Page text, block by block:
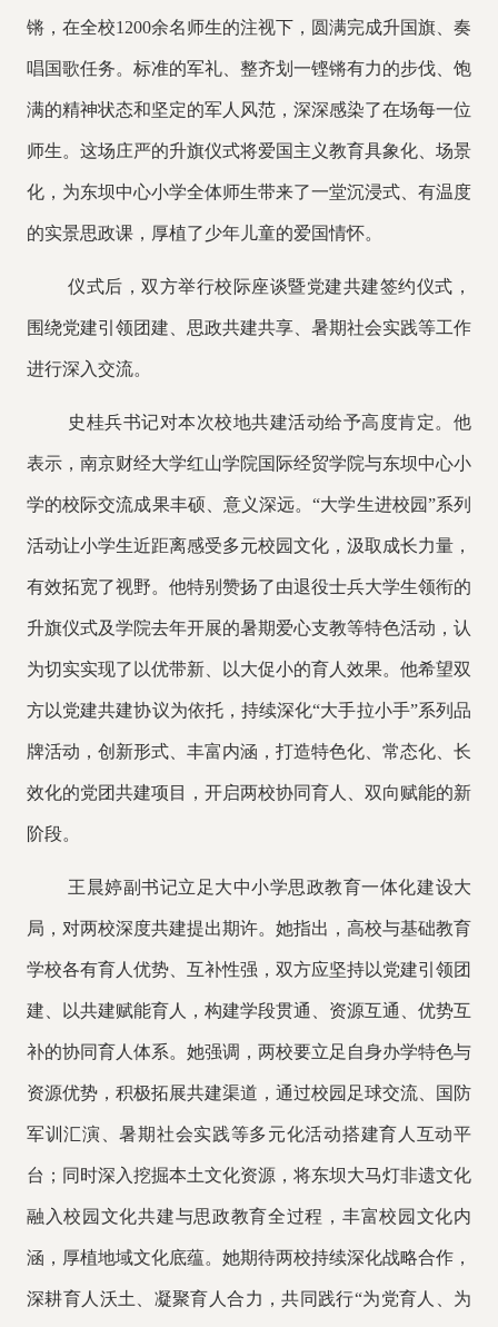
锵，在全校1200余名师生的注视下，圆满完成升国旗、奏
唱国歌任务。标准的军礼、 整齐划一铿锵有力的步伐、 饱
满的精神状态和坚定的军人风范，深深感染了在场每一位
师生。这场庄严的升旗仪式将爱国主义教育具象化、场景
化，为东坝中心小学全体师生带来了一堂沉浸式、有温度
的实景思政课，厚植了少年儿童的爱国情怀。
仪式后，双方举行校际座谈暨党建共建签约仪式，
围绕党建引领团建、思政共建共享、暑期社会实践等工作
进行深入交流。
史桂兵书记对本次校地共建活动给予高度肯定。他
表示， 南京财经大学红山学院国际经贸学院与东坝中心小
学的校际交流成果丰硕、意义深远。“大学生进校园”系列
活动让小学生近距离感受多元校园文化，汲取成长力量，
有效拓宽了视野。他特别赞扬了由退役士兵大学生领衔的
升旗仪式及学院去年开展的暑期爱心支教等特色活动，认
为切实实现了以优带新、以大促小的育人效果。他希望双
方以党建共建协议为依托，持续深化“大手拉小手”系列品
牌活动，创新形式、丰富内涵，打造特色化、常态化、长
效化的党团共建项目，开启两校协同育人、双向赋能的新
阶段。
王晨婷副书记立足大中小学思政教育一体化建设大
局，对两校深度共建提出期许。她指出，高校与基础教育
学校各有育人优势、互补性强，双方应坚持以党建引领团
建、以共建赋能育人，构建学段贯通、资源互通、优势互
补的协同育人体系。她强调，两校要立足自身办学特色与
资源优势，积极拓展共建渠道，通过校园足球交流、国防
军训汇演、暑期社会实践等多元化活动搭建育人互动平
台；同时深入挖掘本土文化资源，将东坝大马灯非遗文化
融入校园文化共建与思政教育全过程，丰富校园文化内
涵，厚植地域文化底蕴。她期待两校持续深化战略合作，
深耕育人沃土、凝聚育人合力，共同践行“为党育人、为